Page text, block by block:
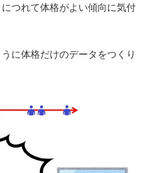
つれて体格がよい傾向に気付
に体格だけのデータをつくり